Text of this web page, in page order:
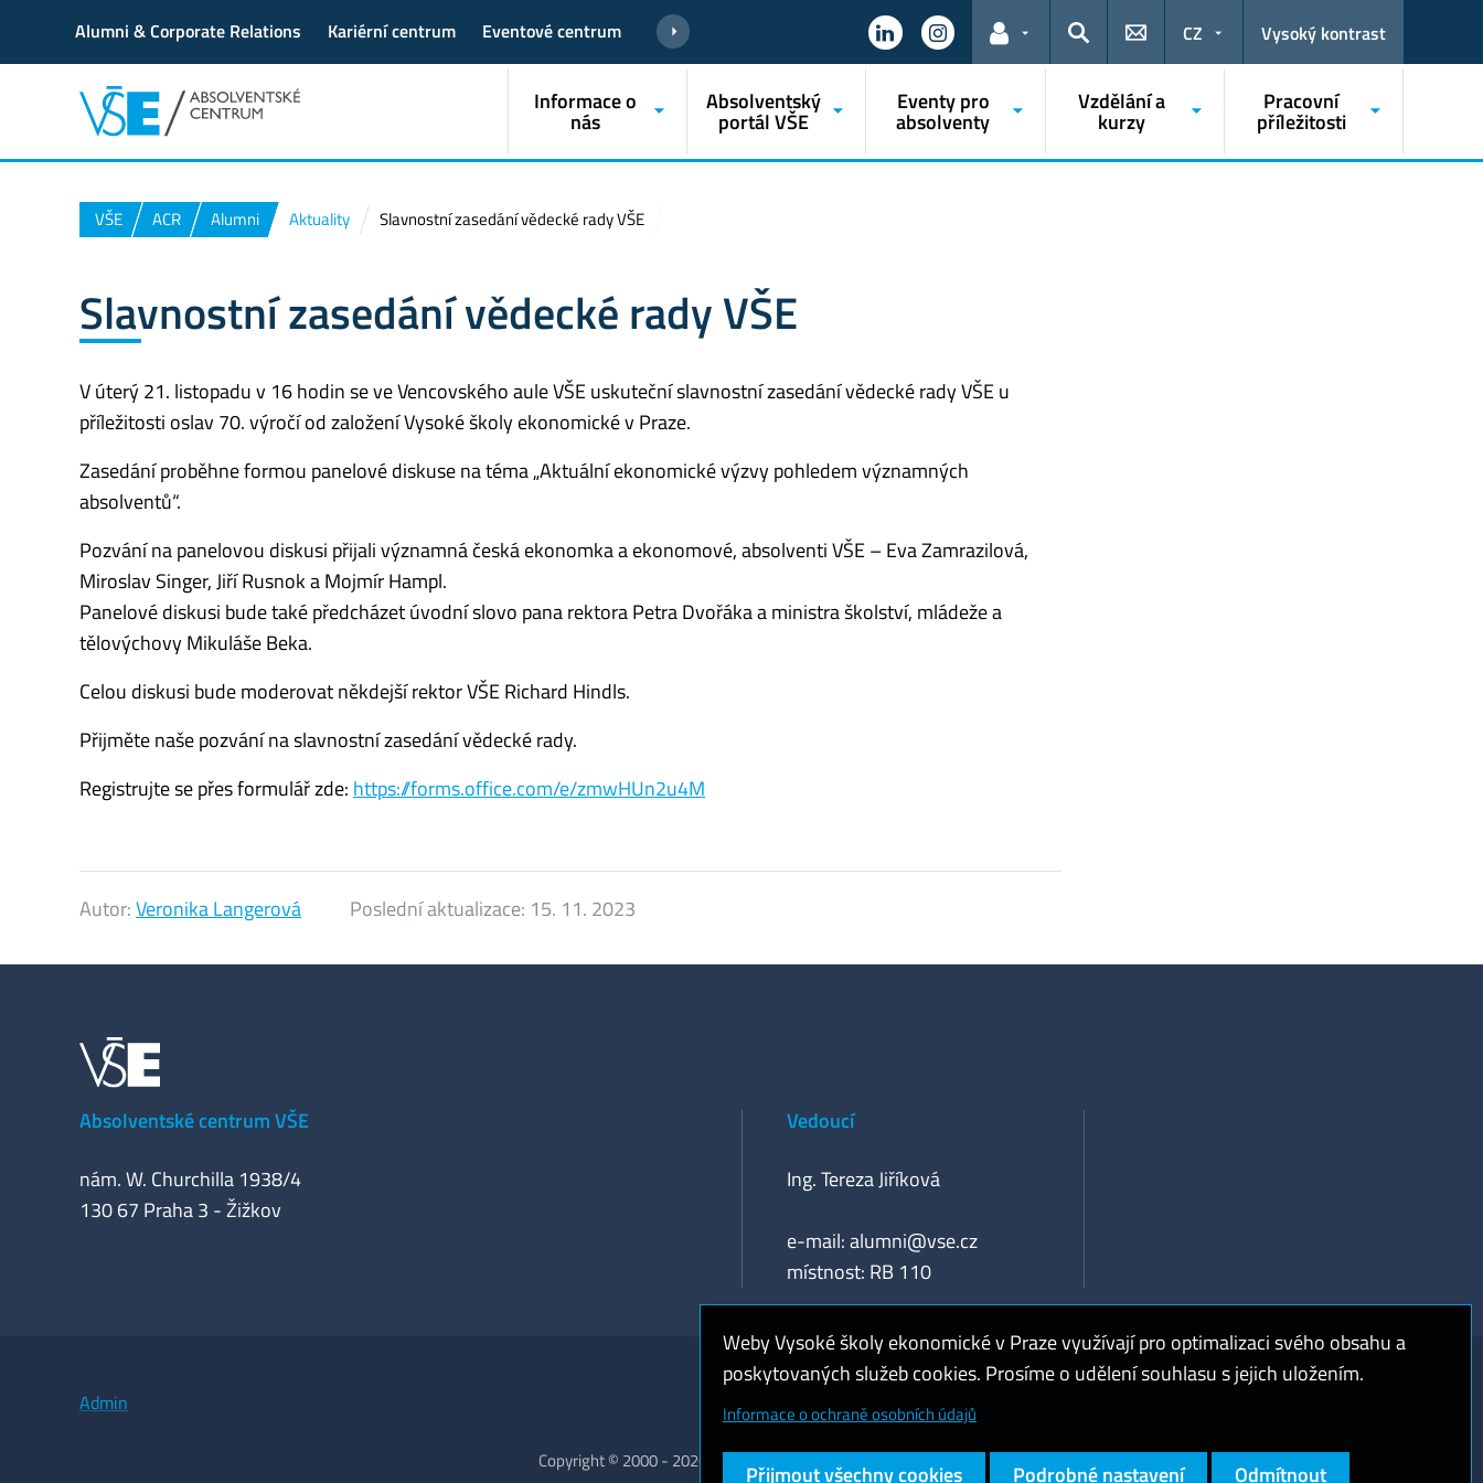
Alumni & Corporate Relations Kariérní centrum Eventové centrum
Odkazy pro uživatele
Hledat
CZ Vysoký kontrast
Informace o
nás
Absolventský
portál VŠE
Eventy pro
absolventy
Vzdělání a
kurzy
Pracovní
příležitosti
VŠE ACR Alumni Aktuality Slavnostní zasedání vědecké rady VŠE
Slavnostní zasedání vědecké rady VŠE
V úterý 21. listopadu v 16 hodin se ve Vencovského aule VŠE uskuteční slavnostní zasedání vědecké rady VŠE u
příležitosti oslav 70. výročí od založení Vysoké školy ekonomické v Praze.
Zasedání proběhne formou panelové diskuse na téma „Aktuální ekonomické výzvy pohledem významných
absolventů“.
Pozvání na panelovou diskusi přijali významná česká ekonomka a ekonomové, absolventi VŠE – Eva Zamrazilová,
Miroslav Singer, Jiří Rusnok a Mojmír Hampl.
Panelové diskusi bude také předcházet úvodní slovo pana rektora Petra Dvořáka a ministra školství, mládeže a
tělovýchovy Mikuláše Beka.
Celou diskusi bude moderovat někdejší rektor VŠE Richard Hindls.
Přijměte naše pozvání na slavnostní zasedání vědecké rady.
Registrujte se přes formulář zde: https://forms.office.com/e/zmwHUn2u4M
Autor:Veronika Langerová Poslední aktualizace: 15. 11. 2023
Absolventské centrum VŠE
nám. W. Churchilla 1938/4
130 67 Praha 3 - Žižkov
Vedoucí
Ing. Tereza Jiříková
e-mail:alumni@vse.cz
místnost: RB 110
Admin Cookies a ochrana osobních údajů
Copyright © 2000 - 2026 Vysoká škola ekonomická v Praze
Weby Vysoké školy ekonomické v Praze využívají pro optimalizaci svého obsahu a
poskytovaných služeb cookies. Prosíme o udělení souhlasu s jejich uložením.
Informace o ochraně osobních údajů
Přijmout všechny cookies Podrobné nastavení Odmítnout